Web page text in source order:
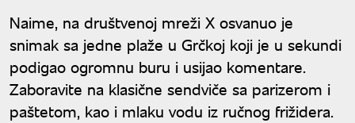
Naime, na društvenoj mreži X osvanuo je
snimak sa jedne plaže u Grčkoj koji je u sekundi
podigao ogromnu buru i usijao komentare.
Zaboravite na klasične sendviče sa parizerom i
paštetom, kao i mlaku vodu iz ručnog frižidera.